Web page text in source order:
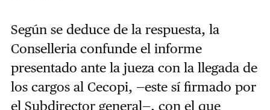
Según se deduce de la respuesta, la
Conselleria confunde el informe
presentado ante la jueza con la llegada de
los cargos al Cecopi, —este sí firmado por
el Subdirector general—, con el que